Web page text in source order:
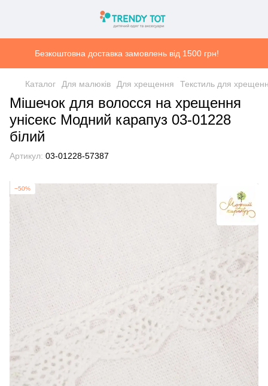
Безкоштовна доставка замовлень від 1500 грн!
Каталог Для малюків Для хрещення Текстиль для
Мішечок для волосся на хрещення
унісекс Модний карапуз 03-01228
білий
Артикул: 03-01228-57387
−50%